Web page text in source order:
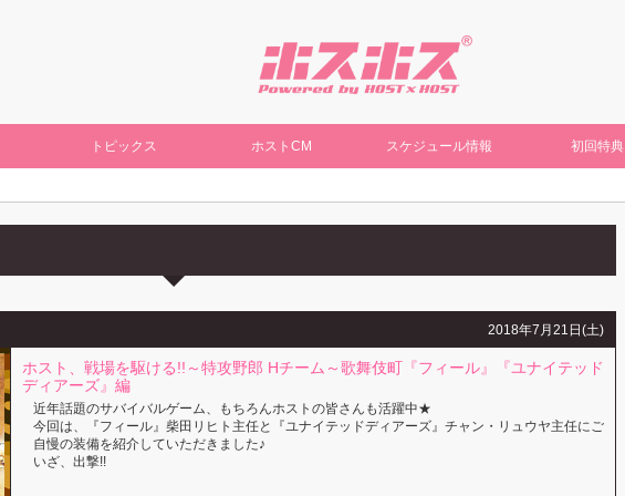
トピックス ホストCM スケジュール情報 初回特典
2018年7月21日(土)
ホスト、戦場を駆ける!!～特攻野郎 Hチーム～歌舞伎町『フィール』『ユナイテッド
ディアーズ』編
近年話題のサバイバルゲーム、もちろんホストの皆さんも活躍中★
今回は、『フィール』柴田リヒト主任と『ユナイテッドディアーズ』チャン・リュウヤ主任にご
自慢の装備を紹介していただきました♪
いざ、出撃!!